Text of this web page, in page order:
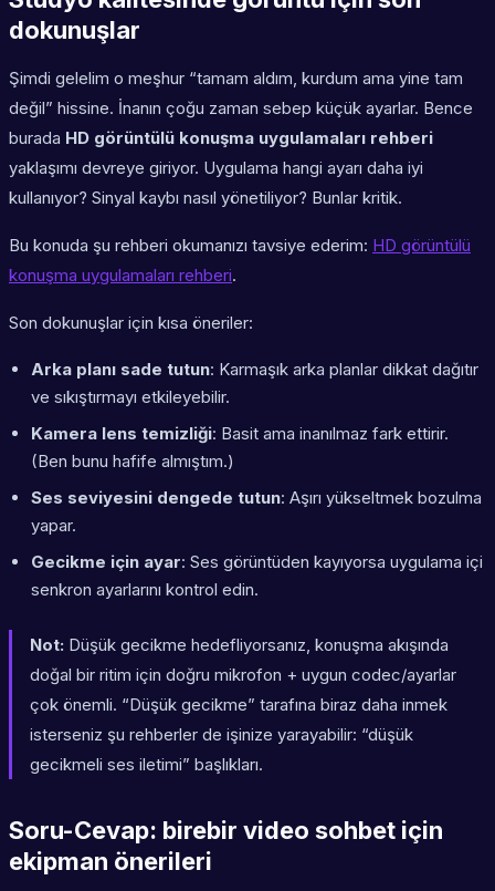
dokunuşlar
Şimdi gelelim o meşhur “tamam aldım, kurdum ama yine tam
değil” hissine. İnanın çoğu zaman sebep küçük ayarlar. Bence
burada HD görüntülü konuşma uygulamaları rehberi
yaklaşımı devreye giriyor. Uygulama hangi ayarı daha iyi
kullanıyor? Sinyal kaybı nasıl yönetiliyor? Bunlar kritik.
Bu konuda şu rehberi okumanızı tavsiye ederim: HD görüntülü
konuşma uygulamaları rehberi.
Son dokunuşlar için kısa öneriler:
Arka planı sade tutun: Karmaşık arka planlar dikkat dağıtır
ve sıkıştırmayı etkileyebilir.
Kamera lens temizliği: Basit ama inanılmaz fark ettirir.
(Ben bunu hafife almıştım.)
Ses seviyesini dengede tutun: Aşırı yükseltmek bozulma
yapar.
Gecikme için ayar: Ses görüntüden kayıyorsa uygulama içi
senkron ayarlarını kontrol edin.
Not: Düşük gecikme hedefliyorsanız, konuşma akışında
doğal bir ritim için doğru mikrofon + uygun codec/ayarlar
çok önemli. “Düşük gecikme” tarafına biraz daha inmek
isterseniz şu rehberler de işinize yarayabilir: “düşük
gecikmeli ses iletimi” başlıkları.
Soru-Cevap: birebir video sohbet için
ekipman önerileri